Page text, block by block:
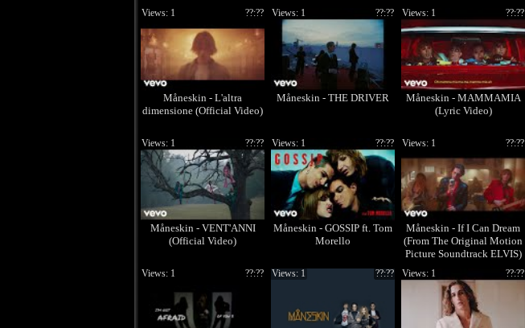
Måneskin - L'altra
dimensione (Official Video)
??:??
Views: 1
Måneskin - THE DRIVER
??:??
Views: 1
Måneskin - MAMMAMIA
(Lyric Video)
??:??
Views: 1
Måneskin - VENT'ANNI
(Official Video)
??:??
Views: 1
Måneskin - GOSSIP ft. Tom
Morello
??:??
Views: 1
Måneskin - If I Can Dream
(From The Original Motion
Picture Soundtrack ELVIS)
(Official Video)
??:??
Views: 1
??:??
Views: 1 ??:??
Views: 1 ??:??
Views: 1